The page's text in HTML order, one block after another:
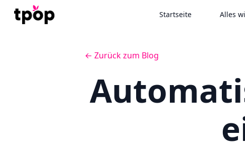
Startseite Alles
← Zurück zum Blog